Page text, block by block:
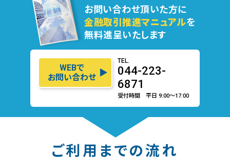
お問い合わせ頂いた方に
金融取引推進マニュアルを
無料進呈いたします
WEBで
お問い合わせ
TEL.
044-223-
6871
受付時間 平日 9:00〜17:00
ご利用までの流れ